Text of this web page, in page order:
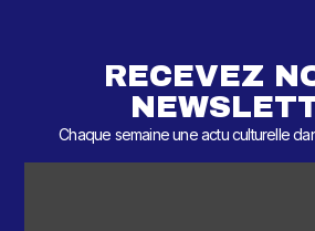
RECEVEZ
Chaque semaine une actu culturelle